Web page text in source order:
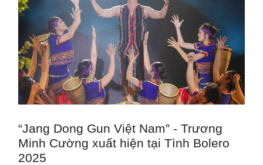
“Jang Dong Gun Việt Nam” - Trương
Minh Cường xuất hiện tại Tình Bolero
2025